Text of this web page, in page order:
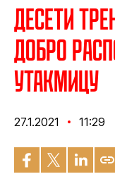
Десети
Добро
утакмицу
27.1.2021 11:29